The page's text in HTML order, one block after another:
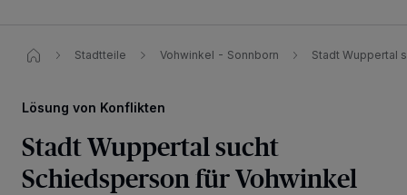
Stadtteile Vohwinkel - Sonnborn Stadt Wuppertal
Lösung von Konflikten
Stadt Wuppertal sucht
Schiedsperson für Vohwinkel